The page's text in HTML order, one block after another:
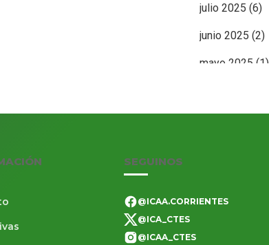
julio 2025 (6)
junio 2025 (2)
mayo 2025 (1)
SEGUINOS
@ICAA.CORRIENTES
@ICA_CTES
@ICAA_CTES